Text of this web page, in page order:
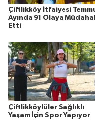
Çiftlikköy İtfaiyesi
Ayında 91 Olaya
Etti
Çiftlikköylüler Sağlıklı
Yaşam İçin Spor Yapıyor